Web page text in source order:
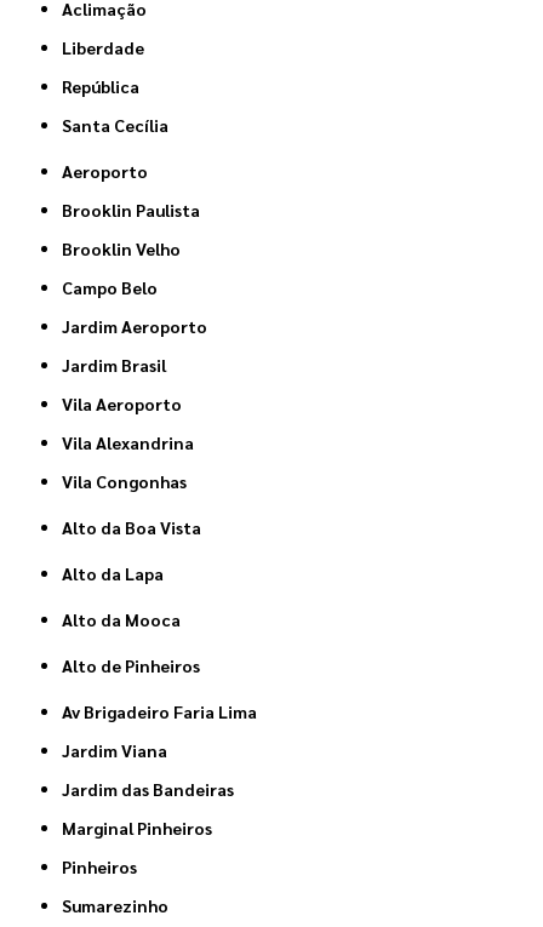
Aclimação
Liberdade
República
Santa Cecília
Aeroporto
Brooklin Paulista
Brooklin Velho
Campo Belo
Jardim Aeroporto
Jardim Brasil
Vila Aeroporto
Vila Alexandrina
Vila Congonhas
Alto da Boa Vista
Alto da Lapa
Alto da Mooca
Alto de Pinheiros
Av Brigadeiro Faria Lima
Jardim Viana
Jardim das Bandeiras
Marginal Pinheiros
Pinheiros
Sumarezinho